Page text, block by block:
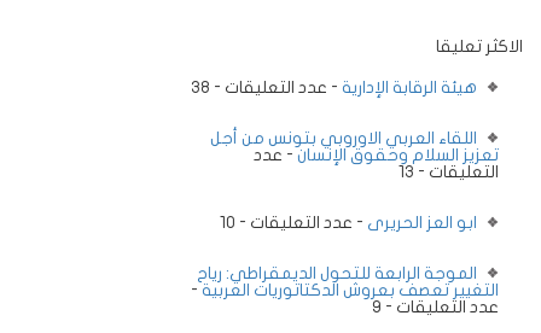
الاكثر تعليقا
هيئة الرقابة الإدارية - عدد التعليقات - 38
اللقاء العربي الاوروبي بتونس من أجل
تعزيز السلام وحقوق الإنسان - عدد
التعليقات - 13
ابو العز الحريرى - عدد التعليقات - 10
الموجة الرابعة للتحول الديمقراطي: رياح
التغيير تعصف بعروش الدكتاتوريات العربية -
عدد التعليقات - 9